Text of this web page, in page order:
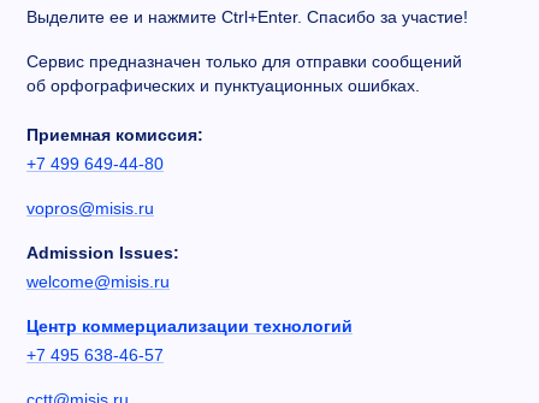
Выделите ее и нажмите Ctrl+Enter. Спасибо за участие!
Сервис предназначен только для отправки сообщений
об орфографических и пунктуационных ошибках.
Приемная комиссия:
+7 499 649-44-80
vopros@misis.ru
Admission Issues:
welcome@misis.ru
Центр коммерциализации технологий
+7 495 638-46-57